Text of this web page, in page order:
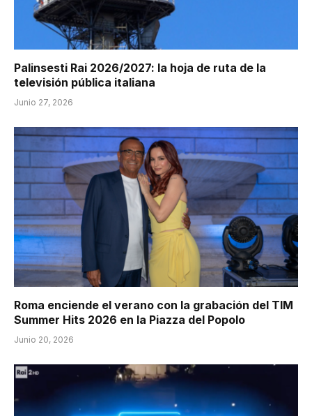
Palinsesti Rai 2026/2027: la hoja de ruta de la
televisión pública italiana
Junio 27, 2026
Roma enciende el verano con la grabación del TIM
Summer Hits 2026 en la Piazza del Popolo
Junio 20, 2026